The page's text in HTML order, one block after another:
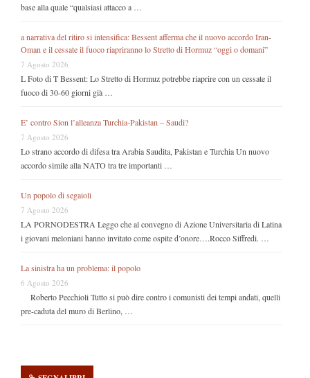
base alla quale “qualsiasi attacco a …
a narrativa del ritiro si intensifica: Bessent afferma che il nuovo accordo Iran-
Oman e il cessate il fuoco riapriranno lo Stretto di Hormuz “oggi o domani”
7 Agosto 2026
L Foto di T Bessent: Lo Stretto di Hormuz potrebbe riaprire con un cessate il
fuoco di 30-60 giorni già …
E’ contro Sion l’alleanza Turchia-Pakistan – Saudi?
7 Agosto 2026
Lo strano accordo di difesa tra Arabia Saudita, Pakistan e Turchia Un nuovo
accordo simile alla NATO tra tre importanti …
Un popolo di segaioli
7 Agosto 2026
LA PORNODESTRA Leggo che al convegno di Azione Universitaria di Latina
i giovani meloniani hanno invitato come ospite d’onore….Rocco Siffredi. …
La sinistra ha un problema: il popolo
6 Agosto 2026
Roberto Pecchioli Tutto si può dire contro i comunisti dei tempi andati, quelli
pre-caduta del muro di Berlino, …